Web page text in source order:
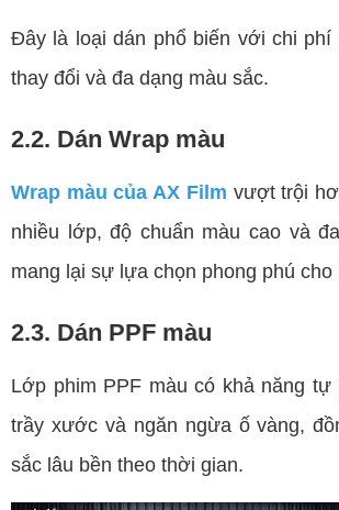
Đây là loại dán phổ biến với chi phí
thay đổi và đa dạng màu sắc.
2.2. Dán Wrap màu
Wrap màu của AX Film vượt trội
nhiều lớp, độ chuẩn màu cao và
mang lại sự lựa chọn phong phú cho
2.3. Dán PPF màu
Lớp phim PPF màu có khả năng tự
trầy xước và ngăn ngừa ố vàng,
sắc lâu bền theo thời gian.